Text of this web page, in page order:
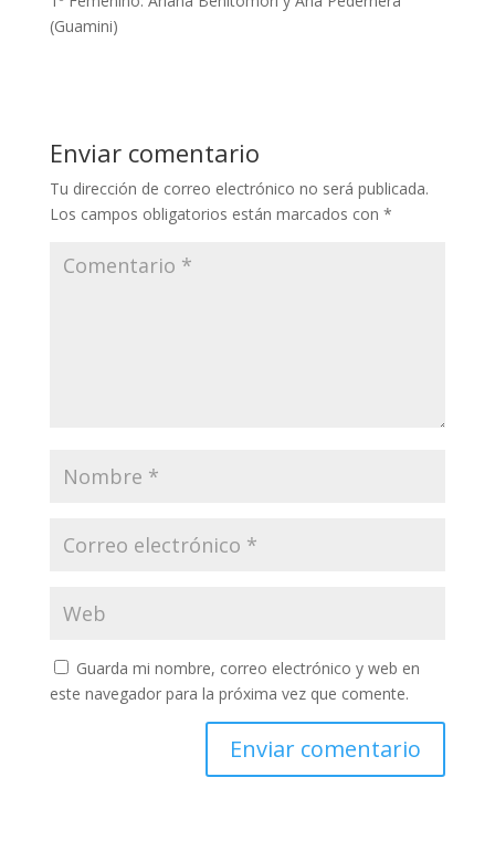
(Guamini)
Enviar comentario
Tu dirección de correo electrónico no será publicada.
Los campos obligatorios están marcados con *
Guarda mi nombre, correo electrónico y web en
este navegador para la próxima vez que comente.